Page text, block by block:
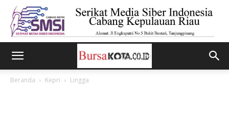
Beranda Kepri Lingga